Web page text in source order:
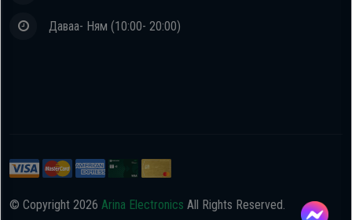
Даваа- Ням (10:00- 20:00)
© Copyright 2026 Arina Electronics All Rights Reserved.